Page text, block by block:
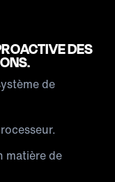
DES
de
matière de